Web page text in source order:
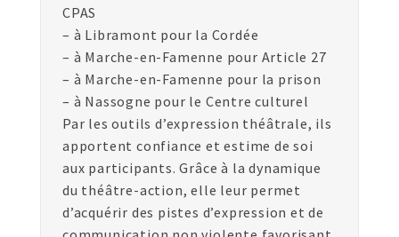
CPAS
– à Libramont pour la Cordée
– à Marche-en-Famenne pour Article 27
– à Marche-en-Famenne pour la prison
– à Nassogne pour le Centre culturel
Par les outils d’expression théâtrale, ils
apportent confiance et estime de soi
aux participants. Grâce à la dynamique
du théâtre-action, elle leur permet
d’acquérir des pistes d’expression et de